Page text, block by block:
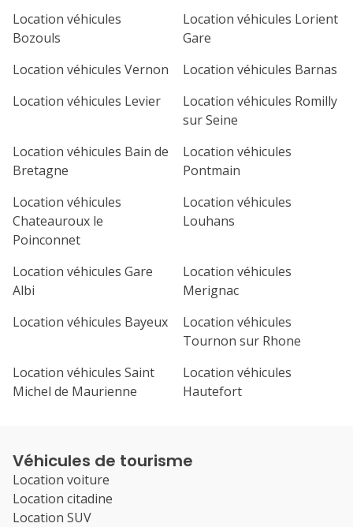
Location véhicules
Bozouls
Location véhicules Lorient
Gare
Location véhicules Vernon
Location véhicules Barnas
Location véhicules Levier
Location véhicules Romilly
sur Seine
Location véhicules Bain de
Bretagne
Location véhicules
Pontmain
Location véhicules
Chateauroux le
Poinconnet
Location véhicules
Louhans
Location véhicules Gare
Albi
Location véhicules
Merignac
Location véhicules Bayeux
Location véhicules
Tournon sur Rhone
Location véhicules Saint
Michel de Maurienne
Location véhicules
Hautefort
Véhicules de tourisme
Location voiture
Location citadine
Location SUV